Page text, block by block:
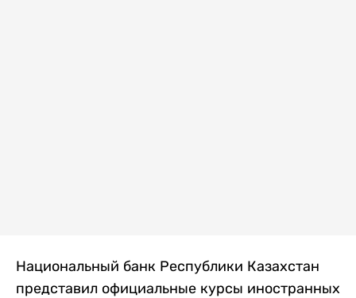
Национальный банк Республики Казахстан
представил официальные курсы иностранных